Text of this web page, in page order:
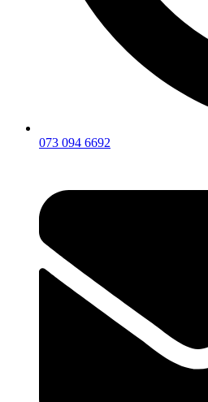
073 094 6692